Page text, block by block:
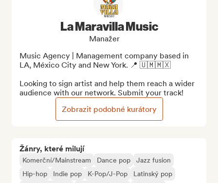
Žánry, které milují
Komerční/Mainstream Dance pop
Jazz fusion
Hip-hop
Indie pop K-Pop/J-Pop
Latinský pop
La Maravilla Music
Manažer
Music Agency | Management company based in
LA, México City and New York. 📍 🇺🇲🇲🇽
Looking to sign artist and help them reach a wider
audience with our network. Submit your track!
Zobrazit podobné kurátory